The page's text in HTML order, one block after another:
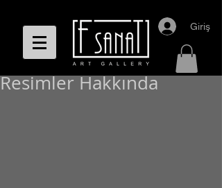
Giriş
Resimler Hakkında